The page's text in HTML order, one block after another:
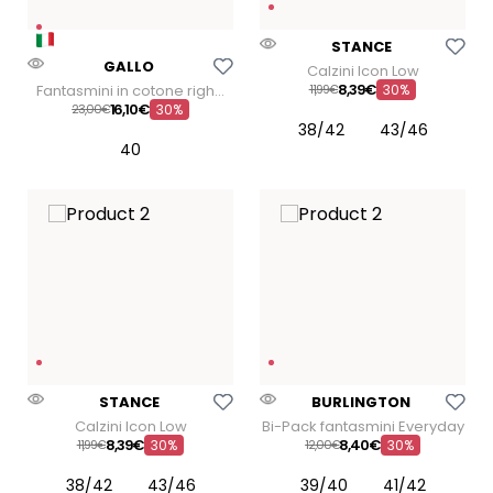
GALLO Aggiungi Alla Lista Dei Desideri
Fantasmini in cotone righe
multicolor
2300€16,10€ 30%
40
STANCE Aggiungi Alla Lista
Calzini Icon Low
1199€8,39€ 30%
38/42 43/46
STANCE Aggiungi Alla Lista Dei Desideri
Calzini Icon Low
1199€8,39€ 30%
38/42 43/46
BURLINGTON Aggiungi Alla Lista
Bi-Pack fantasmini Everyday
1200€8,40€ 30%
39/40 41/42